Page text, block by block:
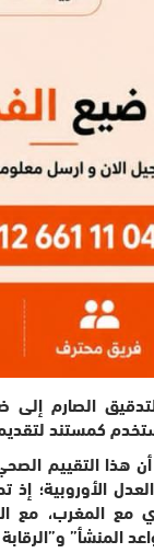
الصارم
كمستند
هذا التقييم الصحي
الأوروبية؛
مع المغرب، مع
المنشأ” و”الرقابة